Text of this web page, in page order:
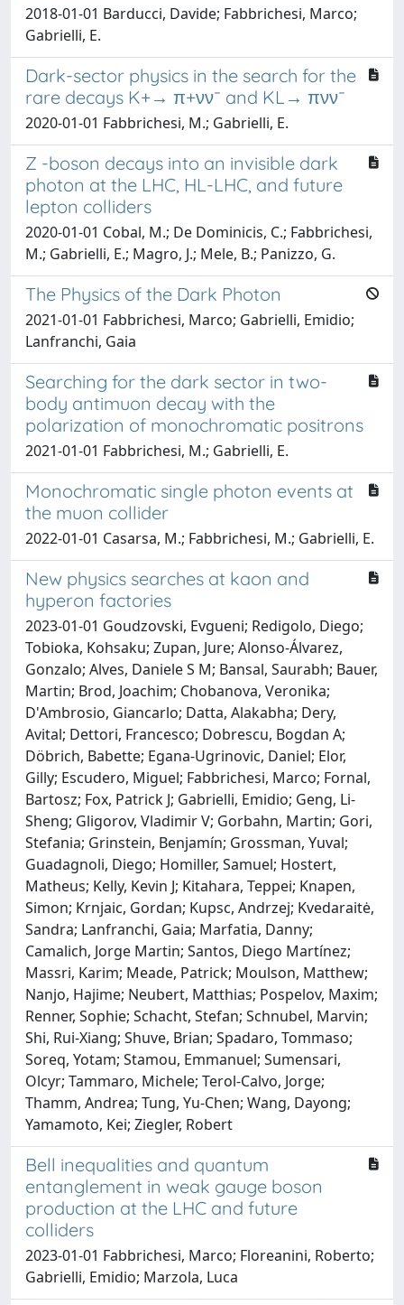
2018-01-01 Barducci, Davide; Fabbrichesi, Marco;
Gabrielli, E.
Dark-sector physics in the search for the
rare decays K+→ π+νν¯ and KL→ πνν¯
2020-01-01 Fabbrichesi, M.; Gabrielli, E.
Z -boson decays into an invisible dark
photon at the LHC, HL-LHC, and future
lepton colliders
2020-01-01 Cobal, M.; De Dominicis, C.; Fabbrichesi,
M.; Gabrielli, E.; Magro, J.; Mele, B.; Panizzo, G.
The Physics of the Dark Photon
2021-01-01 Fabbrichesi, Marco; Gabrielli, Emidio;
Lanfranchi, Gaia
Searching for the dark sector in two-
body antimuon decay with the
polarization of monochromatic positrons
2021-01-01 Fabbrichesi, M.; Gabrielli, E.
Monochromatic single photon events at
the muon collider
2022-01-01 Casarsa, M.; Fabbrichesi, M.; Gabrielli, E.
New physics searches at kaon and
hyperon factories
2023-01-01 Goudzovski, Evgueni; Redigolo, Diego;
Tobioka, Kohsaku; Zupan, Jure; Alonso-Álvarez,
Gonzalo; Alves, Daniele S M; Bansal, Saurabh; Bauer,
Martin; Brod, Joachim; Chobanova, Veronika;
D'Ambrosio, Giancarlo; Datta, Alakabha; Dery,
Avital; Dettori, Francesco; Dobrescu, Bogdan A;
Döbrich, Babette; Egana-Ugrinovic, Daniel; Elor,
Gilly; Escudero, Miguel; Fabbrichesi, Marco; Fornal,
Bartosz; Fox, Patrick J; Gabrielli, Emidio; Geng, Li-
Sheng; Gligorov, Vladimir V; Gorbahn, Martin; Gori,
Stefania; Grinstein, Benjamín; Grossman, Yuval;
Guadagnoli, Diego; Homiller, Samuel; Hostert,
Matheus; Kelly, Kevin J; Kitahara, Teppei; Knapen,
Simon; Krnjaic, Gordan; Kupsc, Andrzej; Kvedaraitė,
Sandra; Lanfranchi, Gaia; Marfatia, Danny;
Camalich, Jorge Martin; Santos, Diego Martínez;
Massri, Karim; Meade, Patrick; Moulson, Matthew;
Nanjo, Hajime; Neubert, Matthias; Pospelov, Maxim;
Renner, Sophie; Schacht, Stefan; Schnubel, Marvin;
Shi, Rui-Xiang; Shuve, Brian; Spadaro, Tommaso;
Soreq, Yotam; Stamou, Emmanuel; Sumensari,
Olcyr; Tammaro, Michele; Terol-Calvo, Jorge;
Thamm, Andrea; Tung, Yu-Chen; Wang, Dayong;
Yamamoto, Kei; Ziegler, Robert
Bell inequalities and quantum
entanglement in weak gauge boson
production at the LHC and future
colliders
2023-01-01 Fabbrichesi, Marco; Floreanini, Roberto;
Gabrielli, Emidio; Marzola, Luca